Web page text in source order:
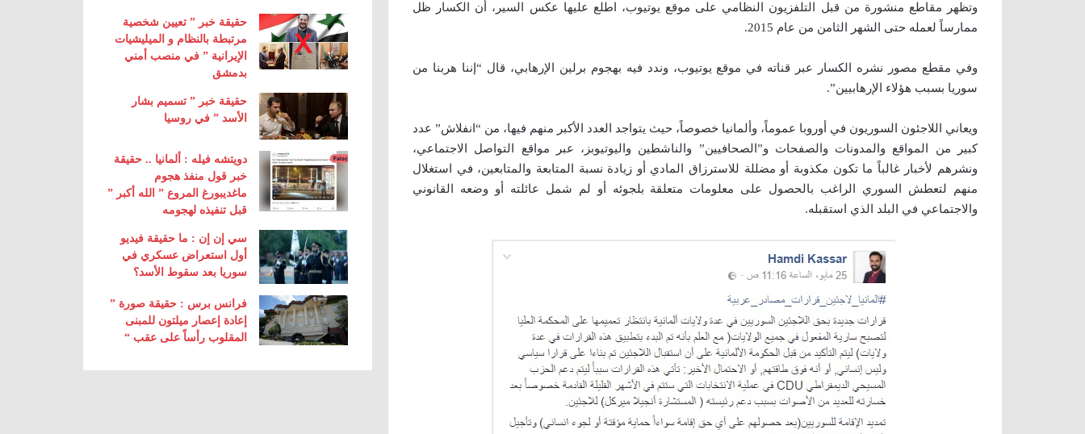
وتظهر مقاطع منشورة من قبل التلفزيون النظامي على موقع يوتيوب، اطلع عليها عكس السير، أن الكسار ظل
ممارساً لعمله حتى الشهر الثامن من عام 2015.
وفي مقطع مصور نشره الكسار عبر قناته في موقع يوتيوب، وندد فيه بهجوم برلين الإرهابي، قال “إننا هربنا من
سوريا بسبب هؤلاء الإرهابيين”.
ويعاني اللاجئون السوريون في أوروبا عموماً، وألمانيا خصوصاً، حيث يتواجد العدد الأكبر منهم فيها، من “انفلاش” عدد
كبير من المواقع والمدونات والصفحات و”الصحافيين” والناشطين واليوتيوبز، عبر مواقع التواصل الاجتماعي،
ونشرهم لأخبار غالباً ما تكون مكذوبة أو مضللة للاسترزاق المادي أو زيادة نسبة المتابعة والمتابعين، في استغلال
منهم لتعطش السوري الراغب بالحصول على معلومات متعلقة بلجوئه أو لم شمل عائلته أو وضعه القانوني
والاجتماعي في البلد الذي استقبله.
حقيقة خبر ” تعيين شخصية
مرتبطة بالنظام و الميليشيات
الإيرانية ” في منصب أمني
بدمشق
حقيقة خبر ” تسميم بشار
الأسد ” في روسيا
دويتشه فيله : ألمانيا .. حقيقة
خبر قول منفذ هجوم
ماغديبورغ المروع ” الله أكبر ”
قبل تنفيذه لهجومه
سي إن إن : ما حقيقة فيديو
أول استعراض عسكري في
سوريا بعد سقوط الأسد؟
فرانس برس : حقيقة صورة ”
إعادة إعصار ميلتون للمبنى
المقلوب رأساً على عقب “